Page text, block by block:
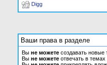
Digg
Ваши права в разделе
Вы не можете создавать новые
Вы не можете отвечать в темах